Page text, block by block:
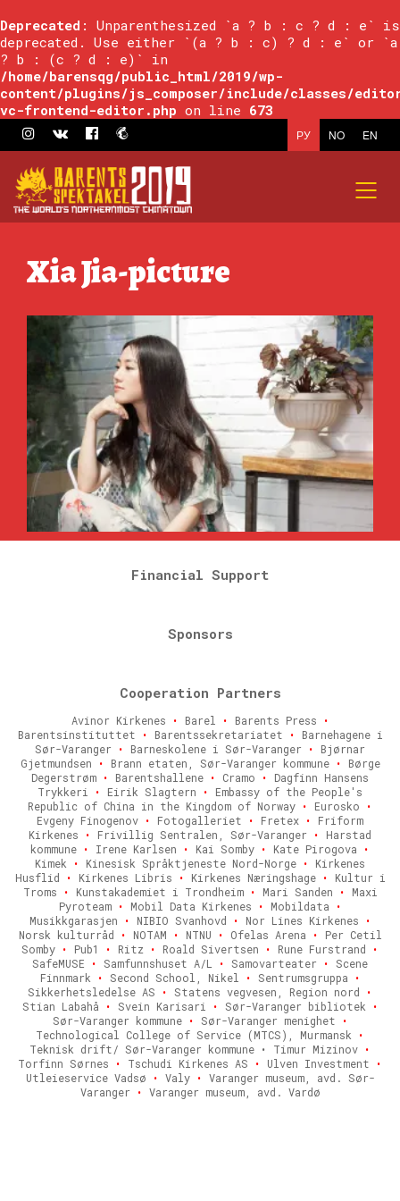
Deprecated : Unparenthesized `a ? b : c ? d : e` is
deprecated. Use either `(a ? b : c) ? d : e` or `a
? b : (c ? d : e)` in
/home/barensqg/public_html/2019/wp-
content/plugins/js_composer/include/classes/
vc-frontend-editor.php on line 673
EN
NO
РУ
Xia Jia-picture
Financial Support
Sponsors
Cooperation Partners
Avinor Kirkenes • Barel • Barents Press
•
Barentsinstituttet
• Barentssekretariatet • Barnehagene i
Sør-Varanger
• Barneskolene i Sør-Varanger •
Bjørnar
Gjetmundsen
• Brann etaten, Sør-Varanger kommune • Børge
Degerstrøm • Barentshallene • Cramo •
Dagfinn Hansens
Trykkeri
• Eirik Slagtern •
Embassy of the People's
Republic of China in the Kingdom of Norway • Eurosko
•
Evgeny Finogenov • Fotogalleriet • Fretex •
Friform
Kirkenes
• Frivillig Sentralen, Sør-Varanger •
Harstad
kommune • Irene Karlsen • Kai Somby • Kate Pirogova
•
Kimek
• Kinesisk Språktjeneste Nord-Norge •
Kirkenes
Husflid
• Kirkenes Libris • Kirkenes Næringshage • Kultur i
Troms
• Kunstakademiet i Trondheim • Mari Sanden • Maxi
Pyroteam • Mobil Data Kirkenes • Mobildata
•
Musikkgarasjen
• NIBIO Svanhovd • Nor Lines Kirkenes
•
Norsk kulturråd
• NOTAM • NTNU • Ofelas Arena • Per Cetil
Somby • Pub1 • Ritz • Roald Sivertsen • Rune Furstrand
•
SafeMUSE
• Samfunnshuset A/L • Samovarteater • Scene
Finnmark
• Second School, Nikel • Sentrumsgruppa
•
Sikkerhetsledelse AS
• Statens vegvesen, Region nord
•
Stian Labahå
• Svein Karisari • Sør-Varanger bibliotek
•
Sør-Varanger kommune • Sør-Varanger menighet
•
Technological College of Service (MTCS), Murmansk
•
Teknisk drift/ Sør-Varanger kommune • Timur Mizinov •
Torfinn Sørnes
• Tschudi Kirkenes AS • Ulven Investment
•
Utleieservice Vadsø
• Valy • Varanger museum, avd. Sør-
Varanger
• Varanger museum, avd. Vardø